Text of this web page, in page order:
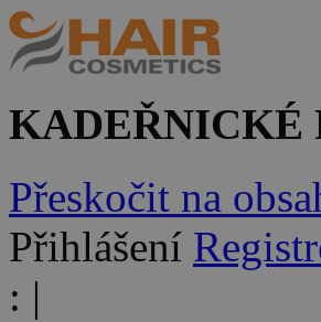
KADEŘNICKÉ
Přeskočit na
Přihlášení
: |